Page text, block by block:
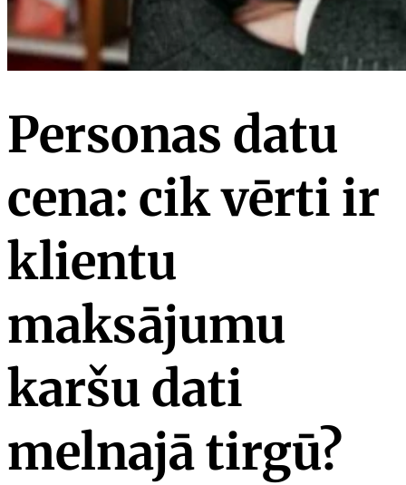
Personas datu
cena: cik vērti ir
klientu
maksājumu
karšu dati
melnajā tirgū?